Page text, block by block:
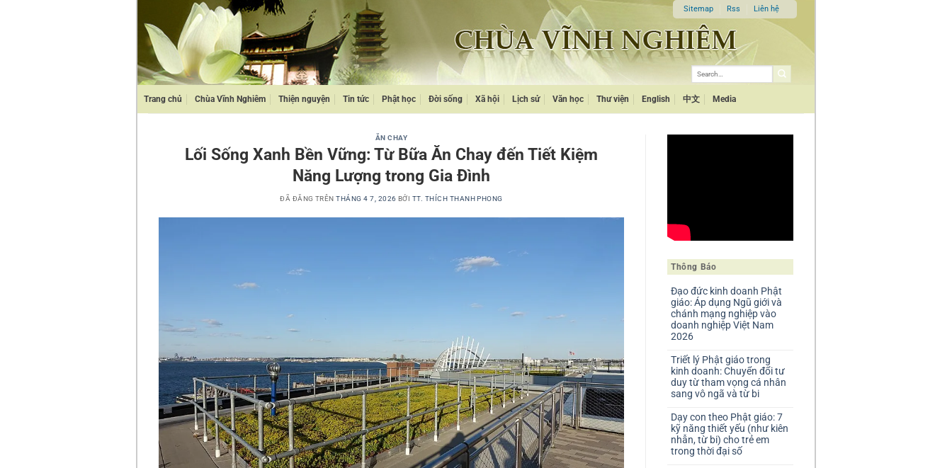
đến
nội
dung
Sitemap Rss Liên hệ
Trang chủ Chùa Vĩnh Nghiêm Thiện nguyện Tin tức Phật học Đời sống Xã hội Lịch sử Văn học Thư viện English 中文 Media
ĂN CHAY
Lối Sống Xanh Bền Vững: Từ Bữa Ăn Chay đến Tiết Kiệm
Năng Lượng trong Gia Đình
ĐÃ ĐĂNG TRÊNTHÁNG 4 7, 2026 BỞI TT. THÍCH THANH PHONG
Thông Báo
Đạo đức kinh doanh Phật
giáo: Áp dụng Ngũ giới và
chánh mạng nghiệp vào
doanh nghiệp Việt Nam
2026
Triết lý Phật giáo trong
kinh doanh: Chuyển đổi tư
duy từ tham vọng cá nhân
sang vô ngã và từ bi
Dạy con theo Phật giáo: 7
kỹ năng thiết yếu (như kiên
nhẫn, từ bi) cho trẻ em
trong thời đại số